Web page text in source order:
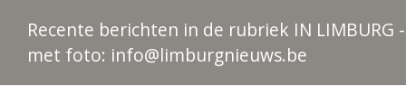
Recente berichten in de rubriek IN
met foto: info@limburgnieuws.be